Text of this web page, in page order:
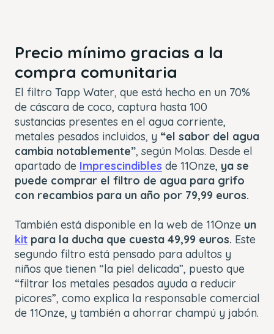
Precio mínimo gracias a la
compra comunitaria
El filtro Tapp Water, que está hecho en un 70%
de cáscara de coco, captura hasta 100
sustancias presentes en el agua corriente,
metales pesados incluidos, y “el sabor del agua
cambia notablemente”, según Molas. Desde el
apartado de Imprescindibles de 11Onze, ya se
puede comprar el filtro de agua para grifo
con recambios para un año por 79,99 euros.
También está disponible en la web de 11Onze un
kit para la ducha que cuesta 49,99 euros. Este
segundo filtro está pensado para adultos y
niños que tienen “la piel delicada”, puesto que
“filtrar los metales pesados ayuda a reducir
picores”, como explica la responsable comercial
de 11Onze, y también a ahorrar champú y jabón.